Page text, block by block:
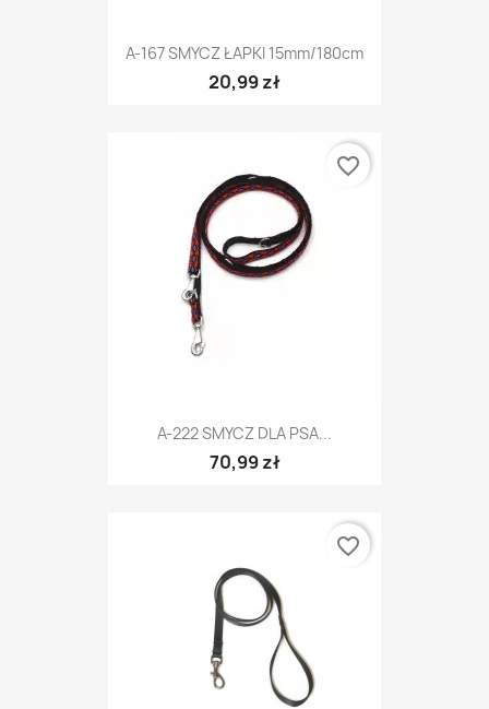
A-167 SMYCZ ŁAPKI 15mm/180cm
20,99 zł
A-222 SMYCZ DLA PSA...
70,99 zł
favorite_border
favorite_border